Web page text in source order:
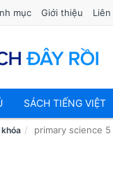
mục Giới thiệu
SÁCH TIẾNG VIỆT
primary science 5